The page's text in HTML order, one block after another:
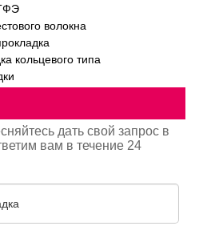
волокна
кольцевого типа
дать свой запрос в
вам в течение 24